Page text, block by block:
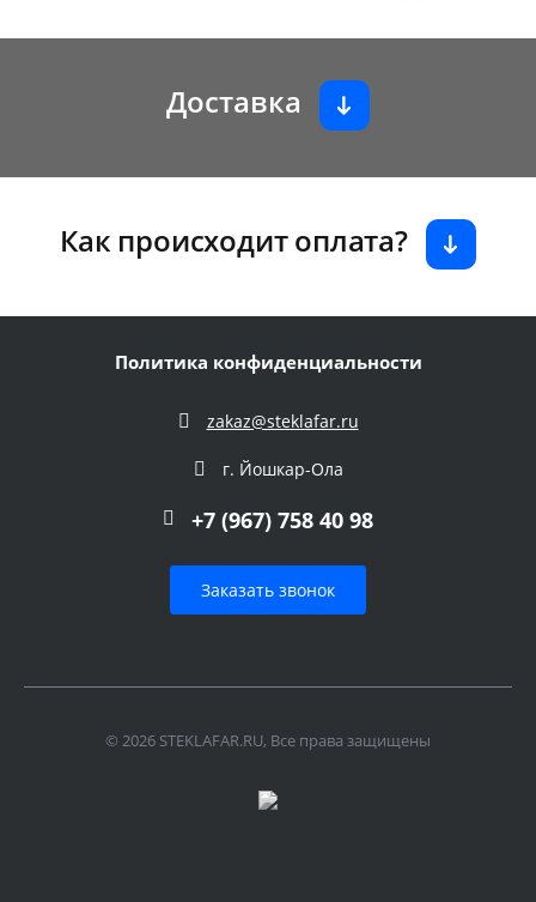
Доставка
Как происходит оплата?
Политика конфиденциальности
zakaz@steklafar.ru
г. Йошкар-Ола
+7 (967) 758 40 98
Заказать звонок
© 2026 STEKLAFAR.RU, Все права защищены